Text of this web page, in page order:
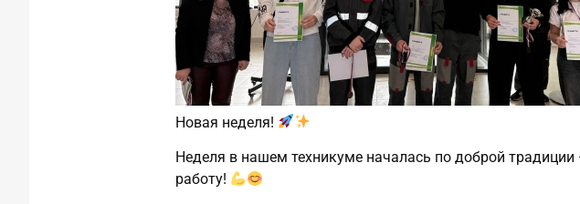
Новая неделя!
Неделя в нашем техникуме началась по доброй
работу!